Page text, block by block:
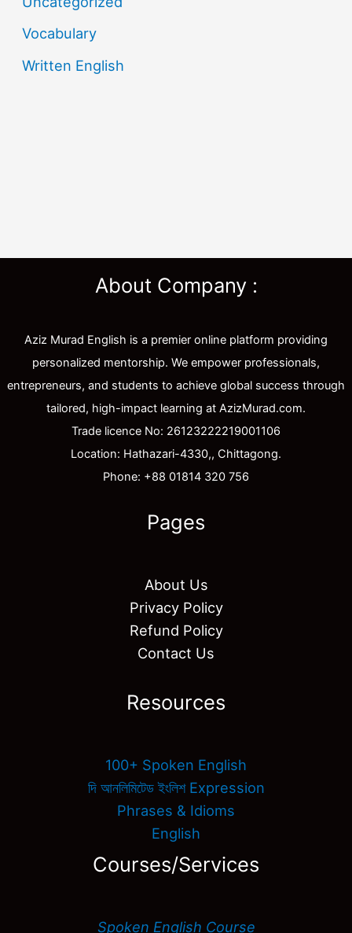
Vocabulary
Written English
About Company :
Aziz Murad English is a premier online platform providing
personalized mentorship. We empower professionals,
entrepreneurs, and students to achieve global success through
tailored, high-impact learning at AzizMurad.com.
Trade licence No: 26123222219001106
Location: Hathazari-4330,, Chittagong.
Phone: +88 01814 320 756
Pages
About Us
Privacy Policy
Refund Policy
Contact Us
Resources
100+ Spoken English
দি আনলিমিটেড ইংলিশ Expression
Phrases & Idioms
English
Courses/Services
Spoken English Course